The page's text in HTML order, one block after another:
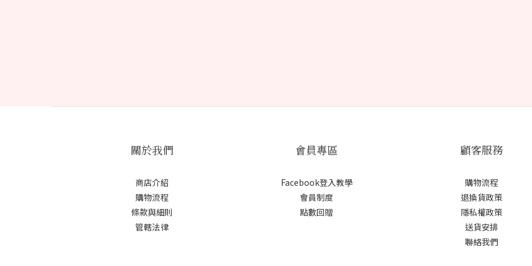
關於我們
商店介紹
購物流程
條款與細則
管轄法律
會員專區
Facebook登入教學
會員制度
點數回贈
顧客服務
購物流程
退換貨政策
隱私權政策
送貨安排
聯絡我們